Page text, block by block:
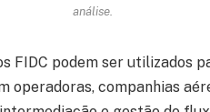
análise.
FIDC podem ser utilizados
operadoras, companhias